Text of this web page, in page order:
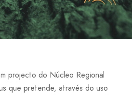
projecto do Núcleo Regional
que pretende, através do uso